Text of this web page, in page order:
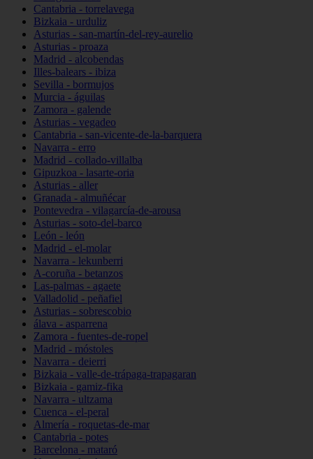
Cantabria - torrelavega
Bizkaia - urduliz
Asturias - san-martín-del-rey-aurelio
Asturias - proaza
Madrid - alcobendas
Illes-balears - ibiza
Sevilla - bormujos
Murcia - águilas
Zamora - galende
Asturias - vegadeo
Cantabria - san-vicente-de-la-barquera
Navarra - erro
Madrid - collado-villalba
Gipuzkoa - lasarte-oria
Asturias - aller
Granada - almuñécar
Pontevedra - vilagarcía-de-arousa
Asturias - soto-del-barco
León - león
Madrid - el-molar
Navarra - lekunberri
A-coruña - betanzos
Las-palmas - agaete
Valladolid - peñafiel
Asturias - sobrescobio
álava - asparrena
Zamora - fuentes-de-ropel
Madrid - móstoles
Navarra - deierri
Bizkaia - valle-de-trápaga-trapagaran
Bizkaia - gamiz-fika
Navarra - ultzama
Cuenca - el-peral
Almería - roquetas-de-mar
Cantabria - potes
Barcelona - mataró